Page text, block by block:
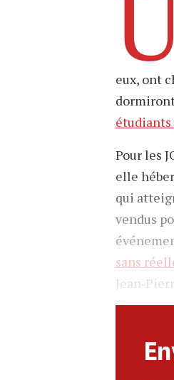
eux, ont
étudiants
Pour les
elle
qui
vendus
sans